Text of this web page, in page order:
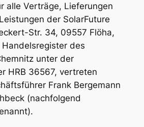
alle Verträge, Lieferungen
der SolarFuture
Str. 34, 09557 Flöha,
des
unter der
HRB 36567, vertreten
Frank Bergemann
(nachfolgend